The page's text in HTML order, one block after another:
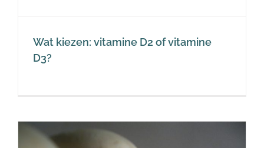
Wat kiezen: vitamine D2 of vitamine
D3?